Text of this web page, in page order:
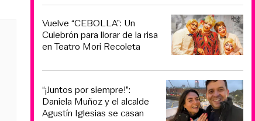
Vuelve “CEBOLLA”: Un
Culebrón para llorar de la risa
en Teatro Mori Recoleta
“¡Juntos por siempre!”:
Daniela Muñoz y el alcalde
Agustín Iglesias se casan